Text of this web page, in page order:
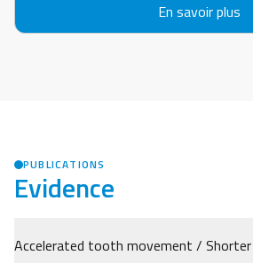
En savoir plus
PUBLICATIONS
Evidence
Accelerated tooth movement /